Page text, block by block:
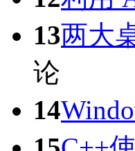
13两大
论
14